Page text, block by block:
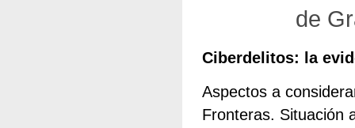
de
Ciberdelitos: la
Aspectos a
Fronteras. Situación